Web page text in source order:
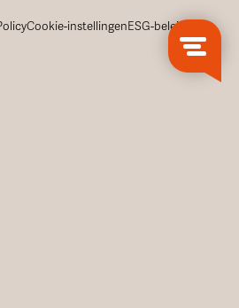
Cookie-instellingenESG-beleid